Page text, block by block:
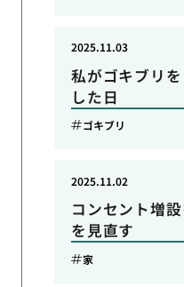
私がゴキブリ
した日
2025.11.03
ゴキブリ
コンセント増
を見直す
2025.11.02
家